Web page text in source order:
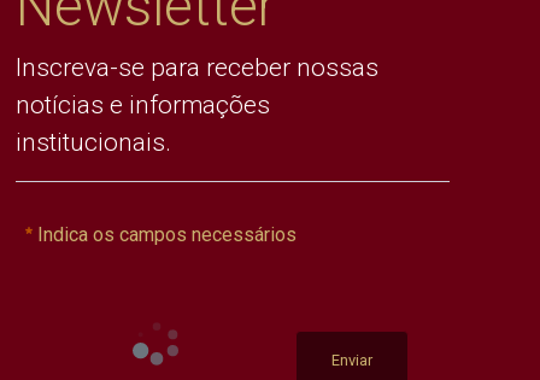
Inscreva-se para receber nossas
notícias e informações
institucionais.
Indica os campos necessários
Enviar